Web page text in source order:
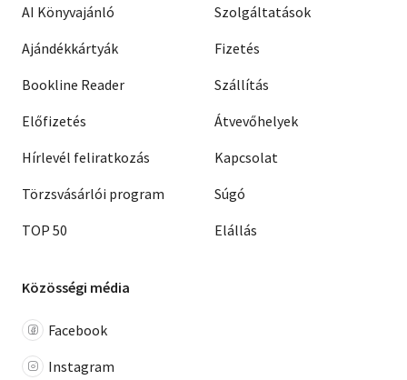
AI Könyvajánló
Ajándékkártyák
Bookline Reader
Előfizetés
Hírlevél feliratkozás
Törzsvásárlói program
TOP 50
Szolgáltatások
Fizetés
Szállítás
Átvevőhelyek
Kapcsolat
Súgó
Elállás
Közösségi média
Facebook
Instagram